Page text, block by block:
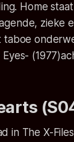
Home
zieke
taboe
in The X-Files